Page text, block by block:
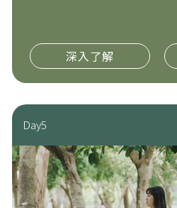
深入了解
Day5